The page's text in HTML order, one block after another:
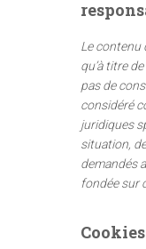
c
e
r
:
Le contenu
qu’à titre
pas de
considéré
juridiques
situation,
demandés
fondée sur
Cookies